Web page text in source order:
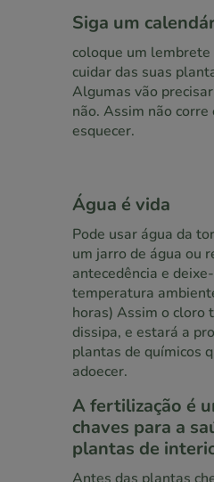
Siga um
coloque um
cuidar das suas
Algumas vão
não. Assim não corre
esquecer.
Água é vida
Pode usar água da
um jarro de água ou
antecedência e
temperatura
horas) Assim o cloro
dissipa, e estará a
plantas de químicos
adoecer.
A fertilização é
chaves para a
plantas de